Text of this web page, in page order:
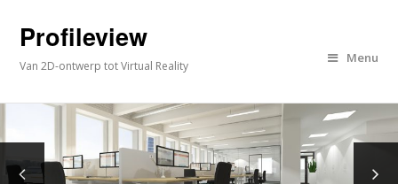
Profileview
Van 2D-ontwerp tot Virtual Reality
Menu